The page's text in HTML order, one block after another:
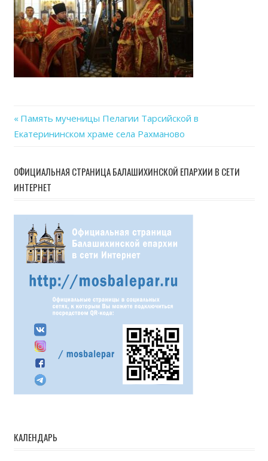
Навигация
записям
Previous
Post:
Память мученицы Пелагии Тарсийской в
Екатерининском храме села Рахманово
ОФИЦИАЛЬНАЯ СТРАНИЦА БАЛАШИХИНСКОЙ ЕПАРХИИ В СЕТИ
ИНТЕРНЕТ
КАЛЕНДАРЬ